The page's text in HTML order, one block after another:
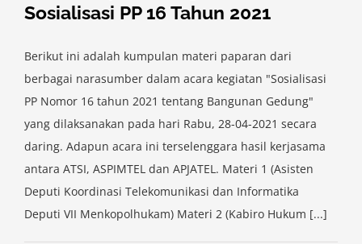
Sosialisasi PP 16 Tahun 2021
Berikut ini adalah kumpulan materi paparan dari
berbagai narasumber dalam acara kegiatan "Sosialisasi
PP Nomor 16 tahun 2021 tentang Bangunan Gedung"
yang dilaksanakan pada hari Rabu, 28-04-2021 secara
daring. Adapun acara ini terselenggara hasil kerjasama
antara ATSI, ASPIMTEL dan APJATEL. Materi 1 (Asisten
Deputi Koordinasi Telekomunikasi dan Informatika
Deputi VII Menkopolhukam) Materi 2 (Kabiro Hukum [...]